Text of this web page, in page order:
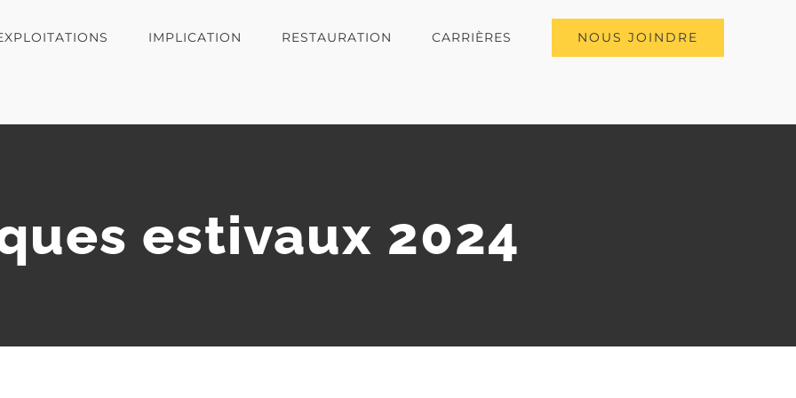
IMPLICATION RESTAURATION CARRIÈRES NOUS JOINDRE
estivaux 2024